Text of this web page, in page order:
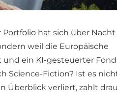
Portfolio hat sich über Nacht
weil die Europäische
ein KI-gesteuerter
Science-Fiction? Ist es
Überblick verliert, zahlt